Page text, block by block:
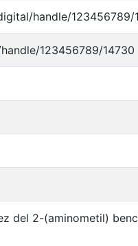
handle/123456789/
123456789/14730
del 2-(aminometil)